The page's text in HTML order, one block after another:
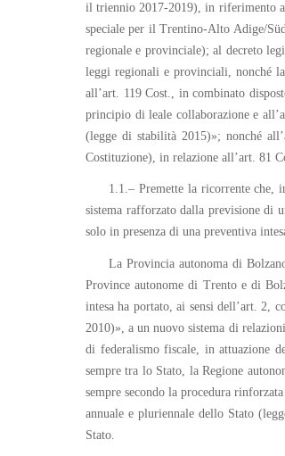
il triennio 2017-2019), in riferimento
speciale per il Trentino-Alto Adige/
regionale e provinciale); al decreto
leggi regionali e provinciali, nonché
all’art. 119 Cost., in combinato
principio di leale collaborazione e
(legge di stabilità 2015)»; nonché
Costituzione), in relazione all’art. 81
1.1.– Premette la ricorrente
sistema rafforzato dalla previsione di
solo in presenza di una preventiva
La Provincia autonoma di
Province autonome di Trento e di
intesa ha portato, ai sensi dell’art. 2,
2010)», a un nuovo sistema di
di federalismo fiscale, in attuazione
sempre tra lo Stato, la Regione
sempre secondo la procedura
annuale e pluriennale dello Stato
Stato.